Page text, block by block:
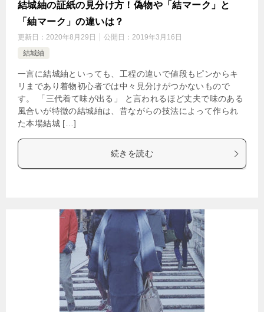
結城紬の証紙の見分け方！偽物や「結マーク」と
「紬マーク」の違いは？
更新日： 2020年8月29日 公開日： 2019年3月16日
結城紬
一言に結城紬といっても、工程の違いで値段もピンからキ
リまであり着物初心者では中々見分けがつかないもので
す。 「三代着て味が出る」 と言われるほど丈夫で味のある
風合いが特徴の結城紬は、昔ながらの技法によって作られ
た本場結城 […]
続きを読む